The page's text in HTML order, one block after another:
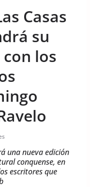
Casas
su
los
una nueva edición
conquense, en
escritores que